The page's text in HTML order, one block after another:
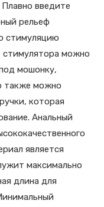
введите
рельеф
стимуляцию
стимулятора можно
мошонку,
также можно
которая
Анальный
является
максимально
длина для